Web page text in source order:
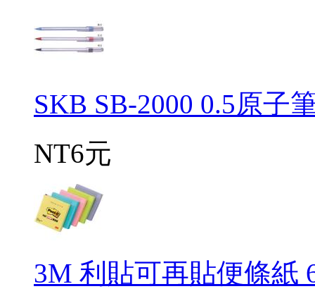
SKB SB-2000 0.5原子
NT6元
3M 利貼可再貼便條紙